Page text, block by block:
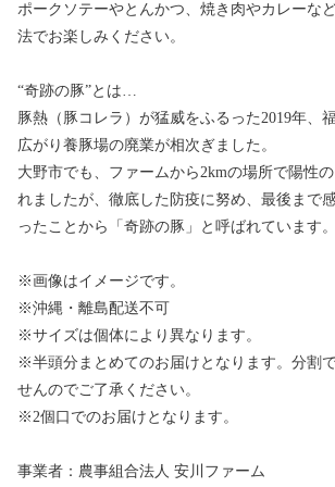
ポークソテーやとんかつ、焼き肉やカレーな
法でお楽しみください。
“奇跡の豚”とは…
豚熱（豚コレラ）が猛威をふるった2019年、
広がり養豚場の廃業が相次ぎました。
大野市でも、ファームから2kmの場所で陽性
れましたが、徹底した防疫に努め、最後まで
ったことから「奇跡の豚」と呼ばれています。
※画像はイメージです。
※沖縄・離島配送不可
※サイズは個体により異なります。
※半頭分まとめてのお届けとなります。分割
せんのでご了承ください。
※2個口でのお届けとなります。
事業者：農事組合法人 安川ファーム